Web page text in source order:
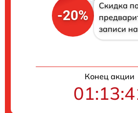
-20%
Скидка
записи
Конец акции